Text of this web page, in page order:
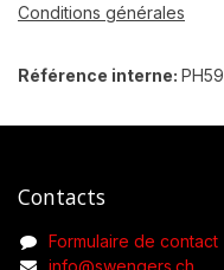
Conditions générales
Référence interne:
Contacts
Formulaire de contact
info@swengers.ch